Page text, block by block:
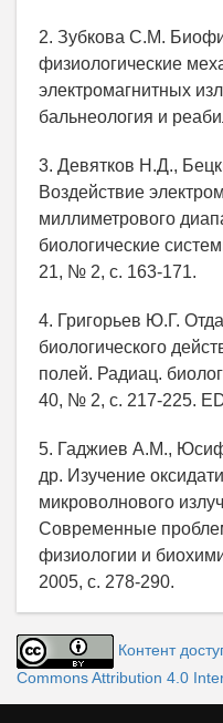
2. Зубкова С.М.
физиологические
электромагнитных
бальнеология и
3. Девятков Н.Д.,
Воздействие
миллиметрового
биологические
21, № 2, с. 163-171.
4. Григорьев Ю.Г.
биологического
полей. Радиац.
40, № 2, с. 217-225.
5. Гаджиев А.М.,
др. Изучение
микроволнового
Современные
физиологии и
2005, с. 278-290.
Контент
Commons Attribution 4.0